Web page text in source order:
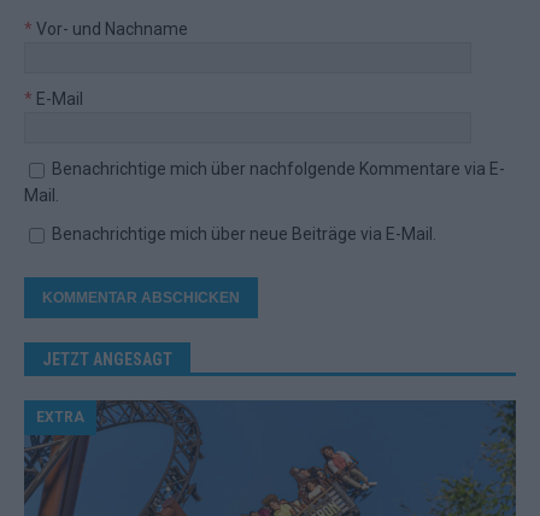
* Vor- und Nachname
* E-Mail
Benachrichtige mich über nachfolgende Kommentare via E-
Mail.
Benachrichtige mich über neue Beiträge via E-Mail.
JETZT ANGESAGT
EXTRA